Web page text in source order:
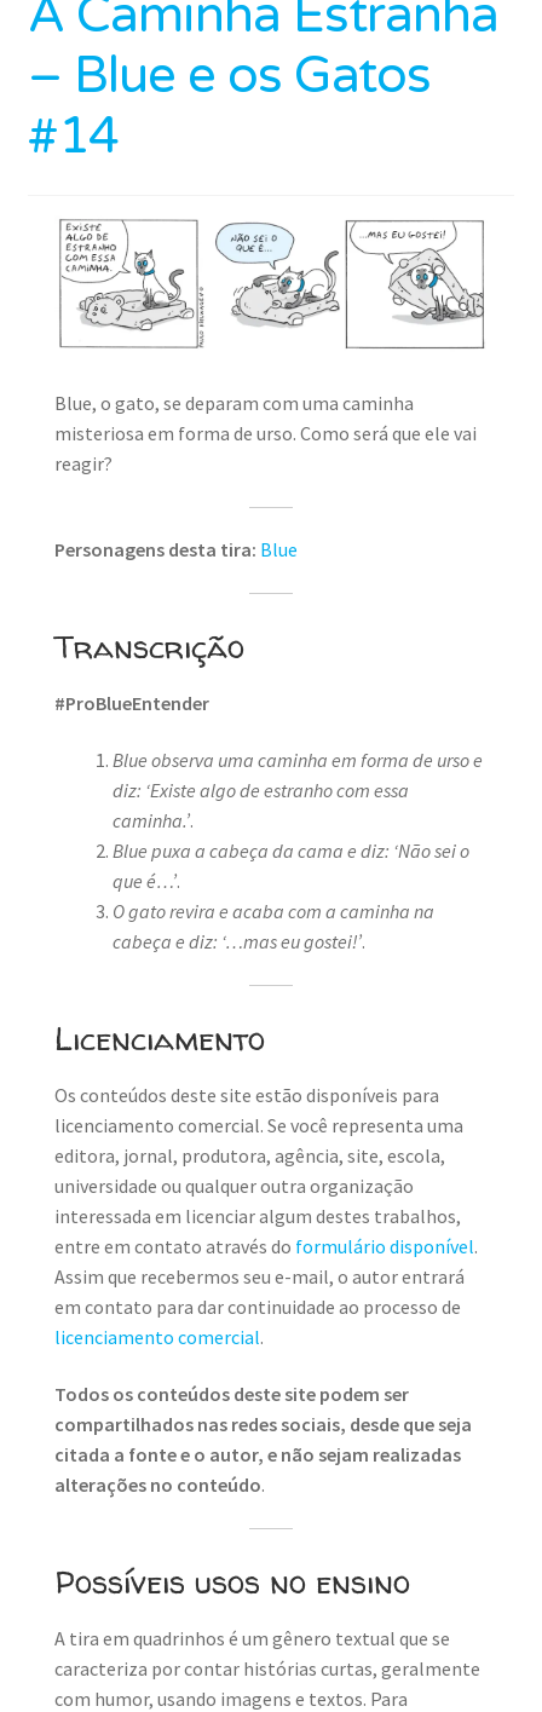
A Caminha Estranha
– Blue e os Gatos
#14
Blue, o gato, se deparam com uma caminha
misteriosa em forma de urso. Como será que ele vai
reagir?
Personagens desta tira: Blue
Transcrição
#ProBlueEntender
Blue observa uma caminha em forma de urso e
diz: ‘Existe algo de estranho com essa
caminha.’.
Blue puxa a cabeça da cama e diz: ‘Não sei o
que é…’.
O gato revira e acaba com a caminha na
cabeça e diz: ‘…mas eu gostei!’.
Licenciamento
Os conteúdos deste site estão disponíveis para
licenciamento comercial. Se você representa uma
editora, jornal, produtora, agência, site, escola,
universidade ou qualquer outra organização
interessada em licenciar algum destes trabalhos,
entre em contato através do formulário disponível.
Assim que recebermos seu e-mail, o autor entrará
em contato para dar continuidade ao processo de
licenciamento comercial.
Todos os conteúdos deste site podem ser
compartilhados nas redes sociais, desde que seja
citada a fonte e o autor, e não sejam realizadas
alterações no conteúdo.
Possíveis usos no ensino
A tira em quadrinhos é um gênero textual que se
caracteriza por contar histórias curtas, geralmente
com humor, usando imagens e textos. Para